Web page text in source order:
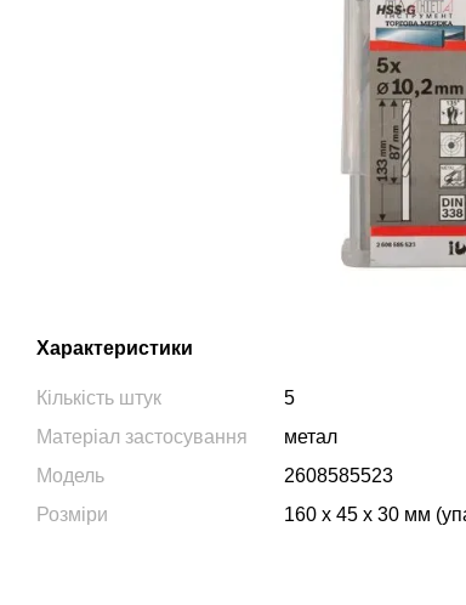
Характеристики
Кількість штук
5
Матеріал застосування
метал
Модель
2608585523
Розміри
160 x 45 x 30 мм